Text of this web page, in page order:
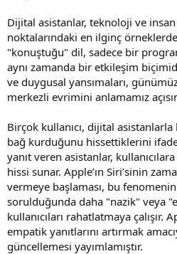
Dijital asistanlar, teknoloji ve
noktalarındaki en ilginç
"konuştuğu" dil, sadece bir
aynı zamanda bir etkileşim
ve duygusal yansımaları,
merkezli evrimini anlamamız
Birçok kullanıcı, dijital
bağ kurduğunu hissettiklerini
yanıt veren asistanlar,
hissi sunar. Apple’ın Siri’sinin
vermeye başlaması, bu
sorulduğunda daha "nazik" veya
kullanıcıları rahatlatmaya çalışır.
empatik yanıtlarını artırmak
güncellemesi yayımlamıştır.